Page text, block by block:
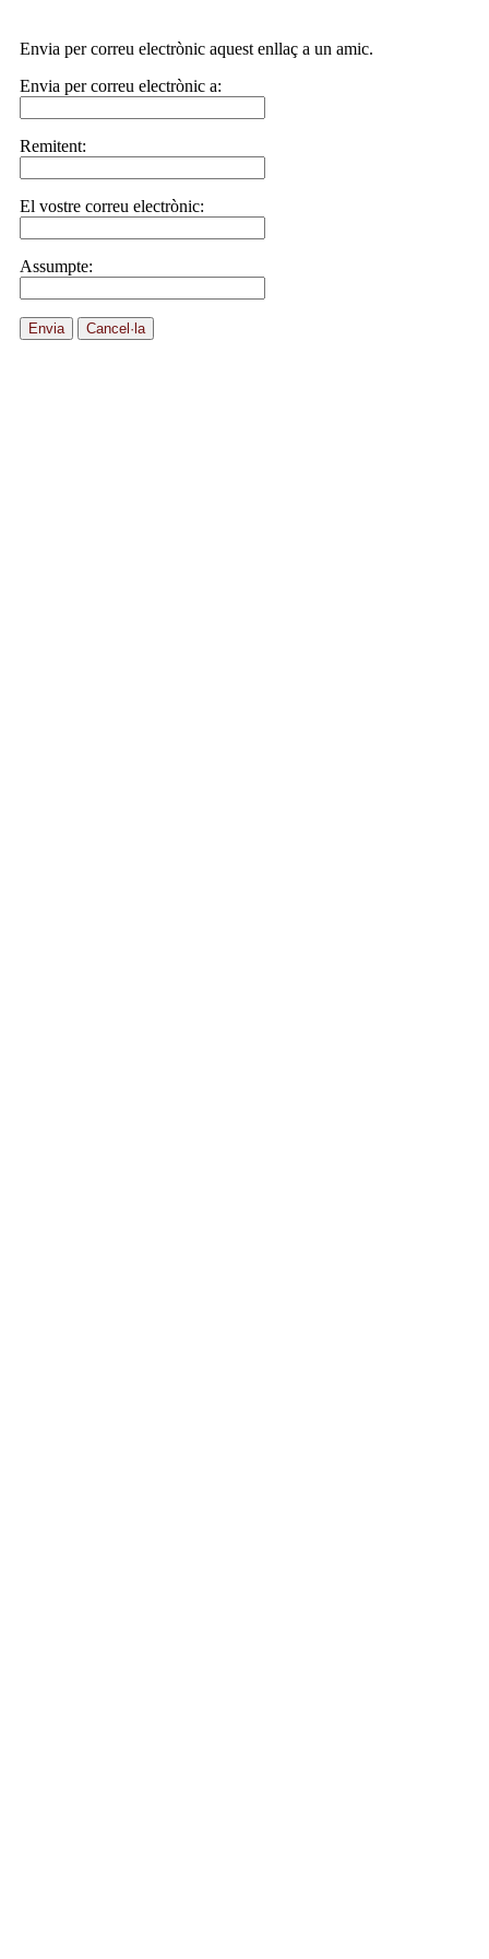
Envia per correu electrònic aquest enllaç a un amic.
Envia per correu electrònic a:
Remitent:
El vostre correu electrònic:
Assumpte:
Envia Cancel·la